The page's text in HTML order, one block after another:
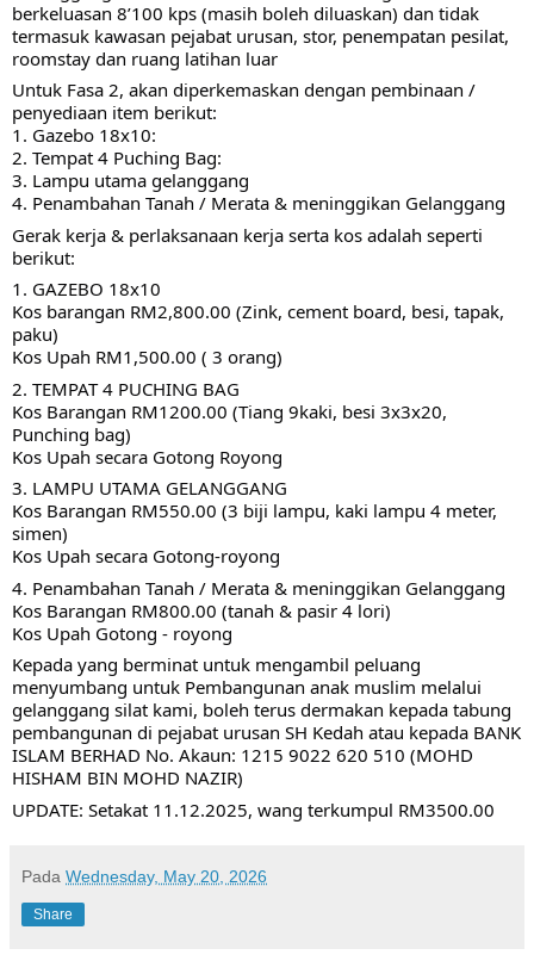
berkeluasan 8’100 kps (masih boleh diluaskan) dan tidak
termasuk kawasan pejabat urusan, stor, penempatan pesilat,
roomstay dan ruang latihan luar
Untuk Fasa 2, akan diperkemaskan dengan pembinaan /
penyediaan item berikut:
1. Gazebo 18x10:
2. Tempat 4 Puching Bag:
3. Lampu utama gelanggang
4. Penambahan Tanah / Merata & meninggikan Gelanggang
Gerak kerja & perlaksanaan kerja serta kos adalah seperti
berikut:
1. GAZEBO 18x10
Kos barangan RM2,800.00 (Zink, cement board, besi, tapak,
paku)
Kos Upah RM1,500.00 ( 3 orang)
2. TEMPAT 4 PUCHING BAG
Kos Barangan RM1200.00 (Tiang 9kaki, besi 3x3x20,
Punching bag)
Kos Upah secara Gotong Royong
3. LAMPU UTAMA GELANGGANG
Kos Barangan RM550.00 (3 biji lampu, kaki lampu 4 meter,
simen)
Kos Upah secara Gotong-royong
4. Penambahan Tanah / Merata & meninggikan Gelanggang
Kos Barangan RM800.00 (tanah & pasir 4 lori)
Kos Upah Gotong - royong
Kepada yang berminat untuk mengambil peluang
menyumbang untuk Pembangunan anak muslim melalui
gelanggang silat kami, boleh terus dermakan kepada tabung
pembangunan di pejabat urusan SH Kedah atau kepada BANK
ISLAM BERHAD No. Akaun: 1215 9022 620 510 (MOHD
HISHAM BIN MOHD NAZIR)
UPDATE: Setakat 11.12.2025, wang terkumpul RM3500.00
Pada Wednesday, May 20, 2026
Share